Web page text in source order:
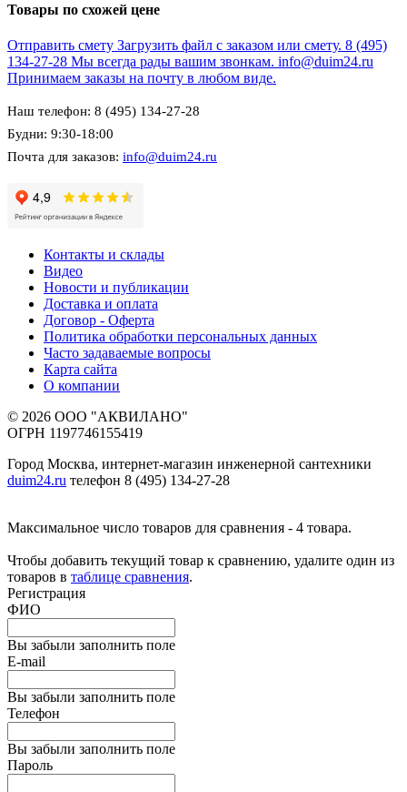
Товары по схожей цене
Отправить смету Загрузить файл с заказом или смету. 8 (495)
134-27-28 Мы всегда рады вашим звонкам. info@duim24.ru
Принимаем заказы на почту в любом виде.
Наш телефон: 8 (495) 134-27-28
Будни: 9:30-18:00
Почта для заказов: info@duim24.ru
Контакты и склады
Видео
Новости и публикации
Доставка и оплата
Договор - Оферта
Политика обработки персональных данных
Часто задаваемые вопросы
Карта сайта
О компании
© 2026 ООО "АКВИЛАНО"
ОГРН 1197746155419
Город Москва, интернет-магазин инженерной сантехники
duim24.ru телефон 8 (495) 134-27-28
Максимальное число товаров для сравнения - 4 товара.
Чтобы добавить текущий товар к сравнению, удалите один из
товаров в таблице сравнения.
Регистрация
ФИО
Вы забыли заполнить поле
E-mail
Вы забыли заполнить поле
Телефон
Вы забыли заполнить поле
Пароль